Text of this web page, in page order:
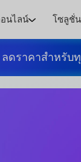
อนไลน์ โซลูชั่น
ลดราคาสำหรับ